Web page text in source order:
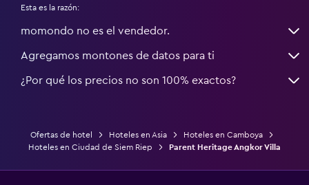
Esta es la razón:
momondo no es el vendedor.
Agregamos montones de datos para ti
¿Por qué los precios no son 100% exactos?
Ofertas de hotel Hoteles en Asia
Hoteles en Camboya
Hoteles en Ciudad de Siem Riep
Parent Heritage Angkor Villa